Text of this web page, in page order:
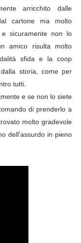
arricchito dalle
cartone ma molto
sicuramente non lo
amico risulta molto
sfida e la coop
storia, come per
tutti.
e se non lo siete
di prenderlo a
molto gradevole
dell'assurdo in pieno